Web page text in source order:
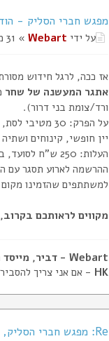
מפגש חברי הסליק -
על ידי Webart » 31 מרץ 2017, 23:01
אז ככה, לרגל חידוש
אתגר המעשנה של שחר
ורד/צומת בני דרור).
על הפרק: 30 מטיבי לסת,
יין חופשי, קינוחים
העלות: 250 ש"ח לסועד, בתשלום מראש בלבד דרך הלינק הבא:
למשתתפים שהזמינו
מקווים לראותכם
Webart - דביר, מייסד הסליק
HK - אם אני צריך
Re: מפגש חברי הסליק, ללא ירי כלל, נשמע לכם?